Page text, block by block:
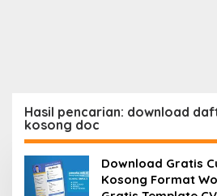
Hasil pencarian: download
kosong doc
Download Gratis
Kosong Format